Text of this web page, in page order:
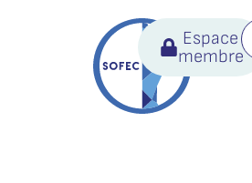
Espace
membre